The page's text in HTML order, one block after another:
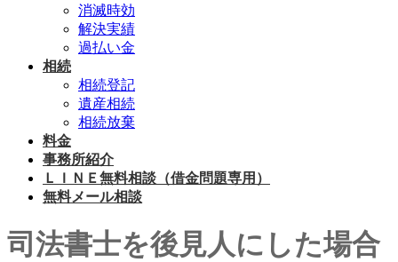
消滅時効
解決実績
過払い金
相続
相続登記
遺産相続
相続放棄
料金
事務所紹介
ＬＩＮＥ無料相談（借金問題専用）
無料メール相談
司法書士を後見人にした場合